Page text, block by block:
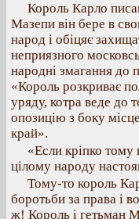
Король Карло
Мазепи він бере в
народ і обіцяє
неприязного
народні змагання до
«Король розкриває
уряду, котра веде до
опозицію з боку
край».
«Если кріпко тому
цілому народу
Тому-то король
боротьби за права і
ж! Король і гетьман